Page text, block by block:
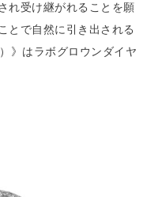
れ受け継がれることを願
とで自然に引き出される
》はラボグロウンダイヤ